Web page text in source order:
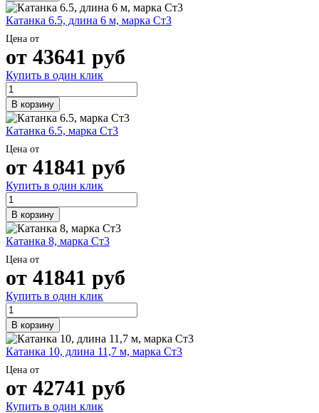
Катанка 6.5, длина 6 м, марка Ст3
Цена от
от 43641 руб
Купить в один клик
В корзину
Катанка 6.5, марка Ст3
Цена от
от 41841 руб
Купить в один клик
В корзину
Катанка 8, марка Ст3
Цена от
от 41841 руб
Купить в один клик
В корзину
Катанка 10, длина 11,7 м, марка Ст3
Цена от
от 42741 руб
Купить в один клик